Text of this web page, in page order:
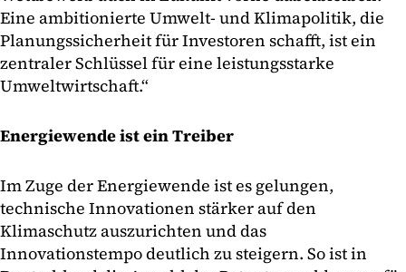
Eine ambitionierte Umwelt- und Klimapolitik, die
Planungssicherheit für Investoren schafft, ist ein
zentraler Schlüssel für eine leistungsstarke
Umweltwirtschaft.“
Energiewende ist ein Treiber
Im Zuge der Energiewende ist es gelungen,
technische Innovationen stärker auf den
Klimaschutz auszurichten und das
Innovationstempo deutlich zu steigern. So ist in